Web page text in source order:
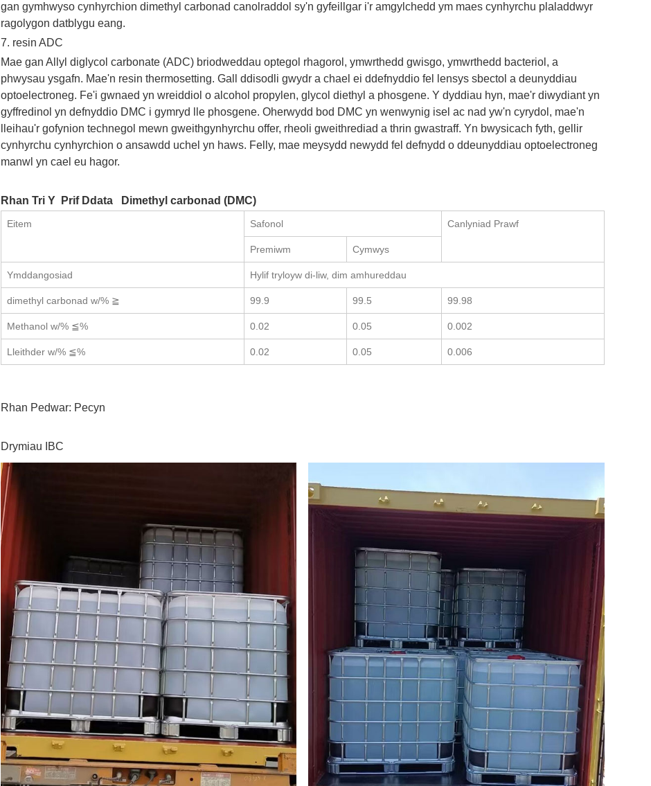
gan gymhwyso cynhyrchion dimethyl carbonad canolraddol sy'n gyfeillgar i'r amgylchedd ym maes cynhyrchu plaladdwyr
ragolygon datblygu eang.
7. resin ADC
Mae gan Allyl diglycol carbonate (ADC) briodweddau optegol rhagorol, ymwrthedd gwisgo, ymwrthedd bacteriol, a
phwysau ysgafn. Mae'n resin thermosetting. Gall ddisodli gwydr a chael ei ddefnyddio fel lensys sbectol a deunyddiau
optoelectroneg. Fe'i gwnaed yn wreiddiol o alcohol propylen, glycol diethyl a phosgene. Y dyddiau hyn, mae'r diwydiant yn
gyffredinol yn defnyddio DMC i gymryd lle phosgene. Oherwydd bod DMC yn wenwynig isel ac nad yw'n cyrydol, mae'n
lleihau'r gofynion technegol mewn gweithgynhyrchu offer, rheoli gweithrediad a thrin gwastraff. Yn bwysicach fyth, gellir
cynhyrchu cynhyrchion o ansawdd uchel yn haws. Felly, mae meysydd newydd fel defnydd o ddeunyddiau optoelectroneg
manwl yn cael eu hagor.
Rhan Tri Y Prif Ddata Dimethyl carbonad (DMC)
Eitem Safonol Canlyniad Prawf
Premiwm Cymwys
Ymddangosiad Hylif tryloyw di-liw, dim amhureddau
dimethyl carbonad w/% ≧ 99.9 99.5 99.98
Methanol w/% ≦% 0.02 0.05 0.002
Lleithder w/% ≦% 0.02 0.05 0.006
Rhan Pedwar: Pecyn
Drymiau IBC